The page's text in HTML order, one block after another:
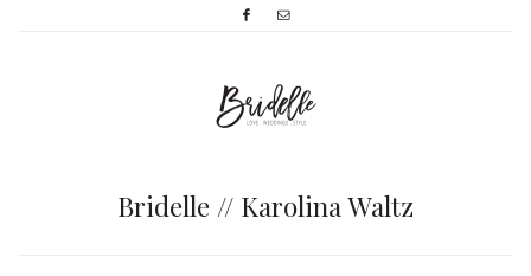
Bridelle // Karolina Waltz